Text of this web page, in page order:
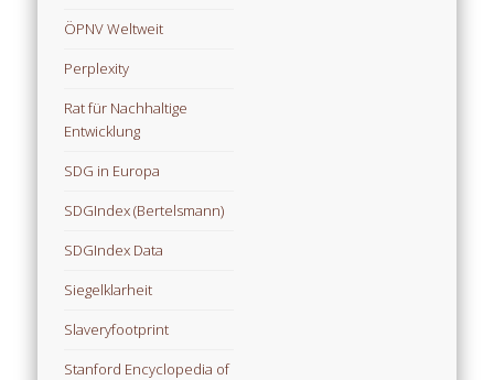
ÖPNV Weltweit
Perplexity
Rat für Nachhaltige
Entwicklung
SDG in Europa
SDGIndex (Bertelsmann)
SDGIndex Data
Siegelklarheit
Slaveryfootprint
Stanford Encyclopedia of